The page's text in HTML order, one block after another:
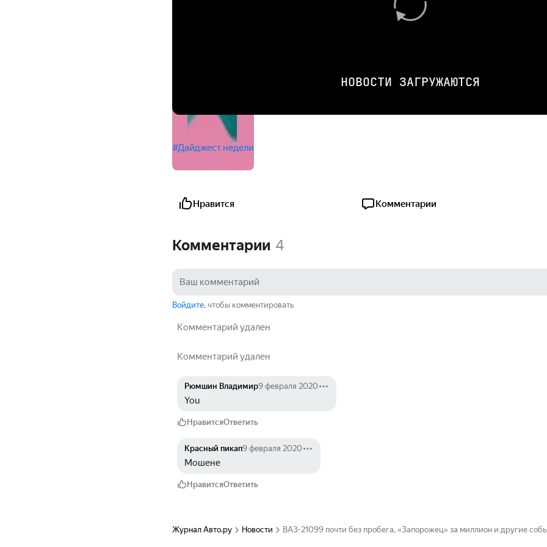
НОВОСТИ ЗАГРУЖАЮТСЯ
#Дайджест недели
Нравится Комментарии
Комментарии 4
Войдите, чтобы комментировать
Комментарий удален
Комментарий удален
Рюмшин Владимир9 февраля 2020
You
НравитсяОтветить
Красный пикап9 февраля 2020
Мошене
НравитсяОтветить
Журнал Авто.ру Новости ВАЗ-21099 почти без пробега, «Запорожец» за миллион и другие